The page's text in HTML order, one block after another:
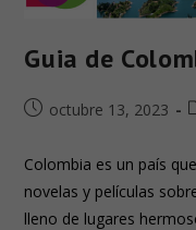
Guia de
octubre 13, 2023
Colombia es un país
novelas y películas
lleno de lugares